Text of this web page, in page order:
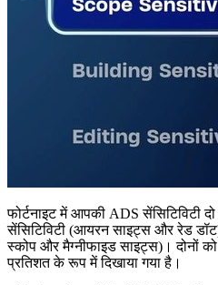
फोर्टनाइट में आपकी ADS सेंसिटिविटी
सेंसिटिविटी (आयरन साइट्स और रेड
स्कोप और मैग्नीफाइड साइट्स)। दोनों
प्रतिशत के रूप में दिखाया गया है।